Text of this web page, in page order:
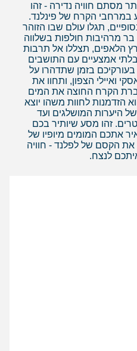
מסתם חוויה נדירה - זהו
במרחבי הקרח של פינלנד.
תגלו עולם שבו הזוהר
בר מרהיבות חולפות בשלווה
הלאפים, תצללו אל תרבות
אמצעיים עם התושבים
בעורקיכם בזמן שתדהרו על
ואיילי הצפון, ותחוו את
הקרח החוצה את המים
הזדמנות לחוות משהו יוצא
היערות המושלגים ועד
זהו מסע שיותיר בכם
אתכם המומים מיופיו של
את הקסם של לפלנד - חוויה
לנצח.